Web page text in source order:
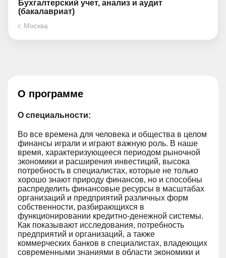
Бухгалтерский учет, анализ и аудит
(бакалавриат)
г. Москва
О программе
О специальности:
Во все времена для человека и общества в целом
финансы играли и играют важную роль. В наше
время, характеризующееся периодом рыночной
экономики и расширения инвестиций, высока
потребность в специалистах, которые не только
хорошо знают природу финансов, но и способны
распределить финансовые ресурсы в масштабах
организаций и предприятий различных форм
собственности, разбирающихся в
функционировании кредитно-денежной системы.
Как показывают исследования, потребность
предприятий и организаций, а также
коммерческих банков в специалистах, владеющих
современными знаниями в области экономики и